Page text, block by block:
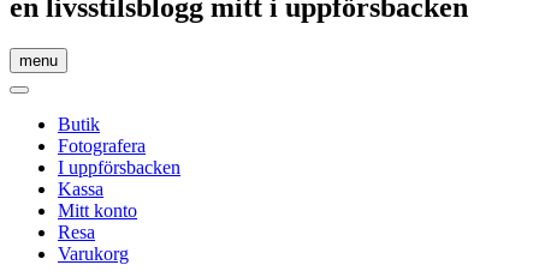
en livsstilsblogg mitt i uppförsbacken
menu
Butik
Fotografera
I uppförsbacken
Kassa
Mitt konto
Resa
Varukorg